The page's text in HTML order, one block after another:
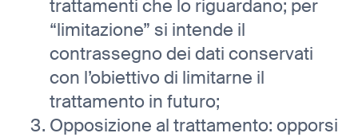
trattamenti che lo riguardano; per
“limitazione” si intende il
contrassegno dei dati conservati
con l’obiettivo di limitarne il
trattamento in futuro;
Opposizione al trattamento: opporsi